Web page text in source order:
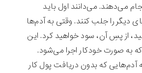
می‌دهند. می‌دانند اول باید
دیگر را جلب کنند. وقتی به آدم‌ها
از پسِ آن، سود خواهید کرد. این
به صورت خودکار اجرا می‌شود.
آدم‌هایی که بدون دریافت پول کار